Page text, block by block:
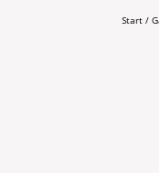
Start /